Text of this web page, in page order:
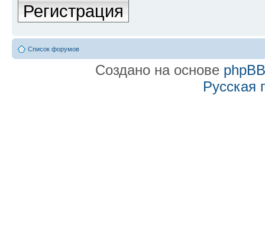
Регистрация
Список форумов
Создано на основе phpBB
Русская